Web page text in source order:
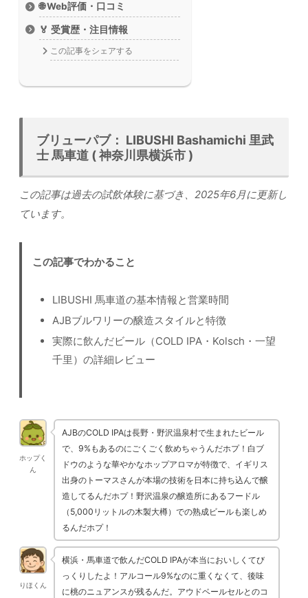
🌐 Web評価・口コミ
🏅 受賞歴・注目情報
この記事をシェアする
ブリューパブ： LIBUSHI Bashamichi 里武
士 馬車道 ( 神奈川県横浜市 )
この記事は過去の試飲体験に基づき、2025年6月に更新し
ています。
この記事でわかること
LIBUSHI 馬車道の基本情報と営業時間
AJBブルワリーの醸造スタイルと特徴
実際に飲んだビール（COLD IPA・Kolsch・一望
千里）の詳細レビュー
ホップく
ん
AJBのCOLD IPAは長野・野沢温泉村で生まれたビール
で、9%もあるのにごくごく飲めちゃうんだホプ！白ブ
ドウのような華やかなホップアロマが特徴で、イギリス
出身のトーマスさんが本場の技術を日本に持ち込んで醸
造してるんだホプ！野沢温泉の醸造所にあるフードル
（5,000リットルの木製大樽）での熟成ビールも楽しめ
るんだホプ！
りほくん
横浜・馬車道で飲んだCOLD IPAが本当においしくてび
っくりしたよ！アルコール9%なのに重くなくて、後味
に桃のニュアンスが残るんだ。アウドベールセルとのコ